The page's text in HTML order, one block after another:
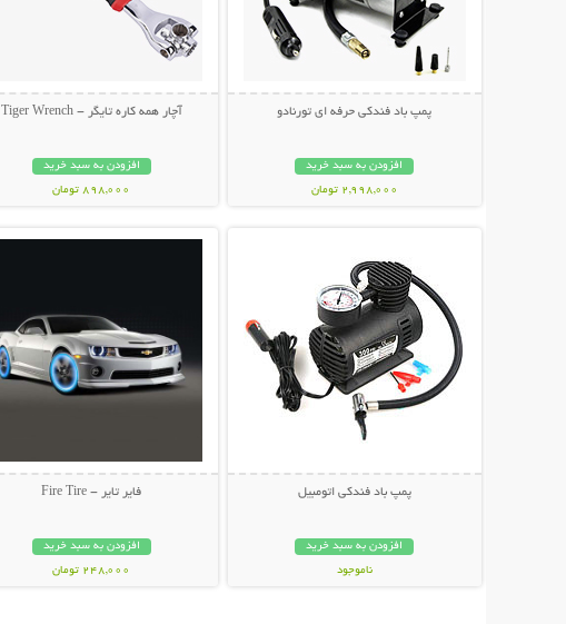
پمپ باد فندکی حرفه ای تورنادو
افزودن به سبد خرید
2,998,000 تومان
آچار همه کاره تایگر - Tiger Wrench
افزودن به سبد خرید
898,000 تومان
پمپ باد فندکی اتومبیل
افزودن به سبد خرید
ناموجود
فایر تایر - Fire Tire
افزودن به سبد خرید
248,000 تومان